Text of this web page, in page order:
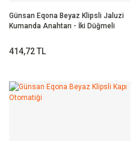
Günsan Eqona Beyaz Klipsli Jaluzi
Kumanda Anahtarı - İki Düğmeli
Beyaz
414,72 TL